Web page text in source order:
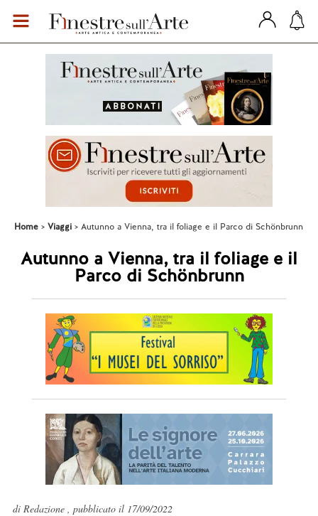
Home Viaggi Autunno a Vienna, tra il foliage e il Parco di Schönbrunn
Autunno a Vienna, tra il foliage e il
Parco di Schönbrunn
di Redazione , pubblicato il 17/09/2022